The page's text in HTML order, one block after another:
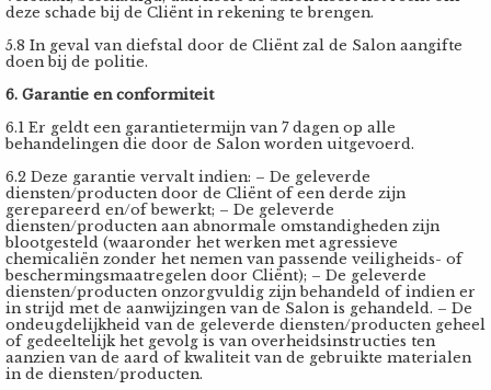
deze schade bij de Cliënt in rekening te brengen.
5.8 In geval van diefstal door de Cliënt zal de Salon aangifte
doen bij de politie.
6. Garantie en conformiteit
6.1 Er geldt een garantietermijn van 7 dagen op alle
behandelingen die door de Salon worden uitgevoerd.
6.2 Deze garantie vervalt indien: – De geleverde
diensten/producten door de Cliënt of een derde zijn
gerepareerd en/of bewerkt; – De geleverde
diensten/producten aan abnormale omstandigheden zijn
blootgesteld (waaronder het werken met agressieve
chemicaliën zonder het nemen van passende veiligheids- of
beschermingsmaatregelen door Cliënt); – De geleverde
diensten/producten onzorgvuldig zijn behandeld of indien er
in strijd met de aanwijzingen van de Salon is gehandeld. – De
ondeugdelijkheid van de geleverde diensten/producten geheel
of gedeeltelijk het gevolg is van overheidsinstructies ten
aanzien van de aard of kwaliteit van de gebruikte materialen
in de diensten/producten.